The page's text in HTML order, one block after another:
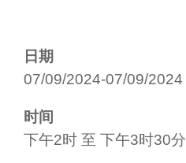
日期
07/09/2024-07/09/2024
时间
下午2时 至 下午3时30分